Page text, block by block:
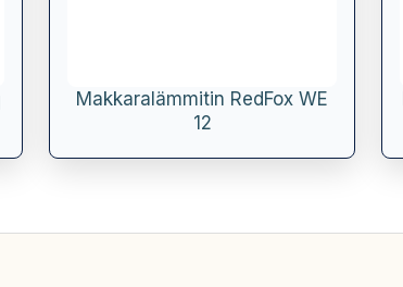
Makkaralämmitin RedFox WE
12